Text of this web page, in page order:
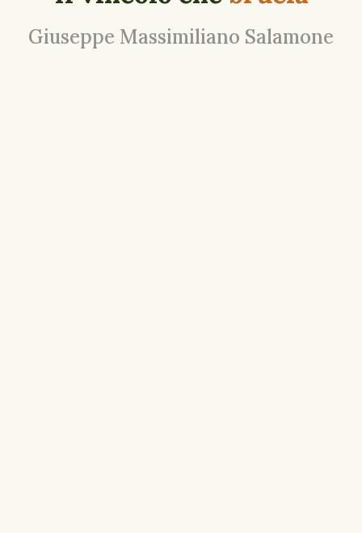
Giuseppe Massimiliano Salamone